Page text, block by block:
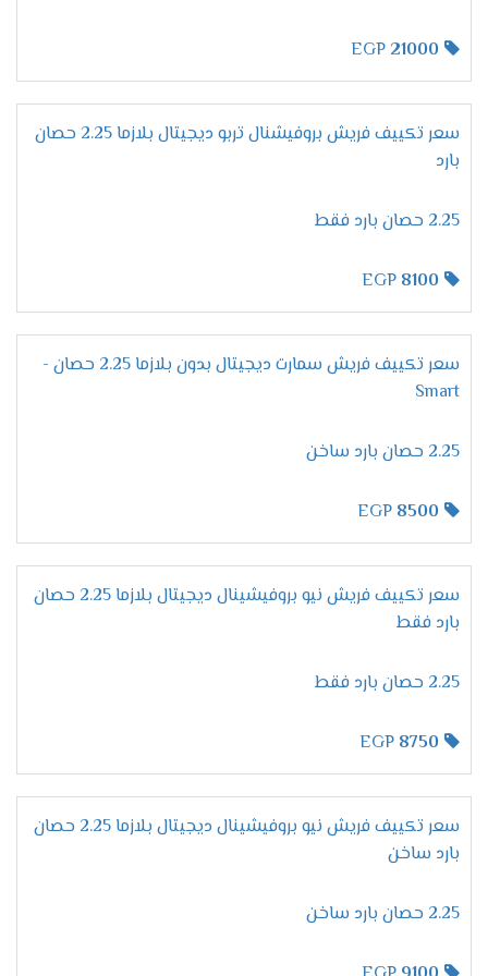
لأننا نهتم بكل الاجزاء الموجودة به كما أننا بنوفر لكم
من تميزها وتجعلها تعمل بكفاءة عالية على تنظيف
الهواء من أى اتربه واستنشاق هواء صحى .
استخدام فريون
على مميزات كثيرة وفى نفس الوقت تتعرض الى
فريون رديئة ولكن الان مع تكييف فريش هتحصل
يعرف بصديق البيئة وأيضا لا يسبب اى أضرار على
صحة المستهلك .
مميزات تكييف فريش بروفيشنال
تربو "ديجيتال بالبلازما 2024 ".
التميز بخاصية التشخيص
التطوير فى إمكانيات الجهاز من أهم المواصفات التى
وفرنا لكم الان فى فريش خاصية التشخيص الذاتى
التى نستخدمها لكى تظهر لنا جميع الاعطال التى
تحدث فى الجهاز ونستطيع من خلالها حل أى مشكله
الانفراد بخاصية وضع النوم
الجهاز الافضل فى الاسواق ولتلك السبب وفرنا لكم
الان فى خاصية التشغيل الاقتصادى أثناء النوم نقوم
بضبط الجهاز على درجة التبريد المطلوبة وعند الوصول
للمستوى المطلوب والمناسب لجسم الانسان خلال
النوم يقوم الجهاز بالتوقف اوتوماتيكيا دون ان يحتاج
الاستمتاع بالتنظيف
21000
سعر تكييف فريش بروفيشنال تربو ديجيتال بلازما 2.25 حصان
بارد
2.25 حصان بارد فقط
8100
سعر تكييف فريش سمارت ديجيتال بدون بلازما 2.25 حصان -
Smart
2.25 حصان بارد ساخن
8500
سعر تكييف فريش نيو بروفيشينال ديجيتال بلازما 2.25 حصان
بارد فقط
2.25 حصان بارد فقط
8750
سعر تكييف فريش نيو بروفيشينال ديجيتال بلازما 2.25 حصان
بارد ساخن
2.25 حصان بارد ساخن